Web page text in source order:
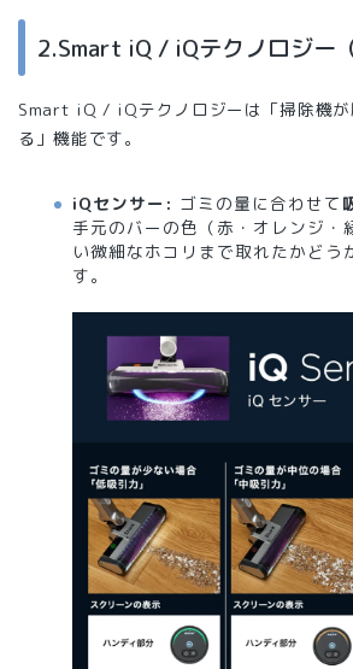
2.Smart iQ / iQテクノロジー
Smart iQ / iQテクノロジーは「掃除機が
る」機能です。
iQセンサー: ゴミの量に合わせて
手元のバーの色（赤・オレンジ・
い微細なホコリまで取れたかどう
す。